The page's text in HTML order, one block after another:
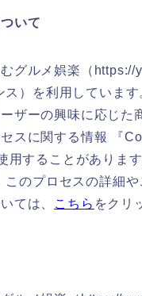
いて
グルメ娯楽（
）を利用しています
ザーの興味に応じた
スに関する情報 『
用することがあります
のプロセスの詳細
ては、
こちら をクリ